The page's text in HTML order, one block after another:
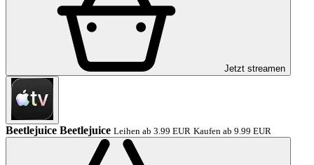
Jetzt streamen
Beetlejuice Beetlejuice Leihen ab 3.99 EUR Kaufen ab 9.99 EUR